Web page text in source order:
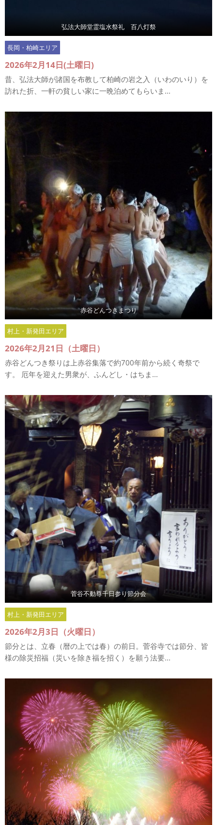
弘法大師堂霊塩水祭礼 百八灯祭
長岡・柏崎エリア
2026年2月14日(土曜日)
昔、弘法大師が諸国を布教して柏崎の岩之入（いわのいり）を
訪れた折、一軒の貧しい家に一晩泊めてもらいま...
赤谷どんつきまつり
村上・新発田エリア
2026年2月21日（土曜日）
赤谷どんつき祭りは上赤谷集落で約700年前から続く奇祭で
す。 厄年を迎えた男衆が、ふんどし・はちま...
菅谷不動尊千日参り節分会
村上・新発田エリア
2026年2月3日（火曜日）
節分とは、立春（暦の上では春）の前日。菅谷寺では節分、皆
様の除災招福（災いを除き福を招く）を願う法要...